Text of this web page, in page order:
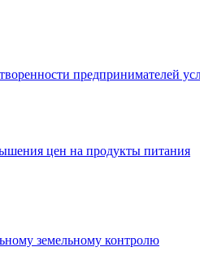
предпринимателей
цен на продукты питания
земельному контролю